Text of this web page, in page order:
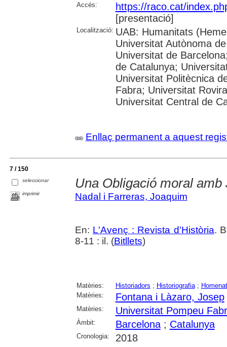
Accés:
https://raco.cat/
[presentació]
Localització: UAB: Humanitats
Universitat Autònoma
Universitat de
de Catalunya;
Universitat Politècnica
Fabra; Universitat
Universitat Central de
Enllaç permanent a aquest
7 / 150
seleccionar
imprimir
Una Obligació moral amb
Nadal i Farreras, Joaquim
En: L'Avenç : Revista d'Història.
8-11 : il. (Bitllets)
Matèries: Historiadors ; Historiografia;
Matèries:
Fontana i Làzaro, Josep
Matèries: Universitat Pompeu
Àmbit: Barcelona; Catalunya
Cronologia: 2018